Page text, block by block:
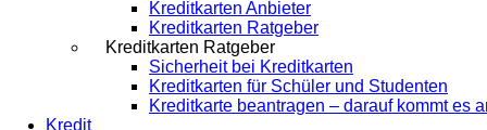
Kreditkarten Anbieter
Kreditkarten Ratgeber
Kreditkarten Ratgeber
Sicherheit bei Kreditkarten
Kreditkarten für Schüler und Studenten
Kreditkarte beantragen – darauf kommt es
Kredit